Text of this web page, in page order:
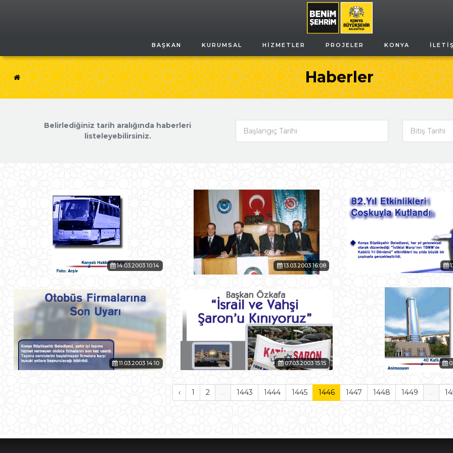
BAŞKAN KURUMSAL HIZMETLER PROJELER KONYA
Haberler
Belirlediğiniz tarih aralığında haberleri
listeleyebilirsiniz.
14.03.2003 10:14 13.03.2003 16:08
11.03.2003 14:10 07.03.2003 15:15
‹ 1 2 ... 1443 1444 1445 1446 1447 1448 1449 ...